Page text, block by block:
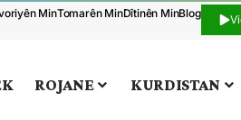
MinTomarên MinDîtinên MinBlog
ROJANE KURDISTAN